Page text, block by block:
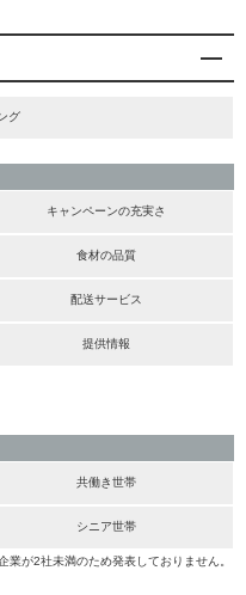
グ
キャンペーンの充実さ
食材の品質
配送サービス
提供情報
共働き世帯
シニア世帯
が2社未満のため発表しておりません。